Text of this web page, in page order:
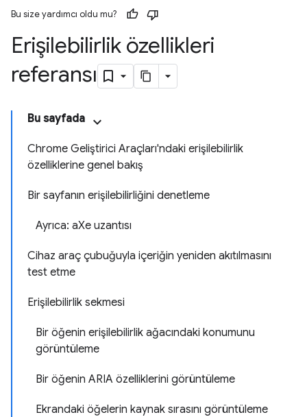
Bu size yardımcı oldu mu?
Erişilebilirlik özellikleri
referansı
Bu sayfada
Chrome Geliştirici Araçları'ndaki erişilebilirlik
özelliklerine genel bakış
Bir sayfanın erişilebilirliğini denetleme
Ayrıca: aXe uzantısı
Cihaz araç çubuğuyla içeriğin yeniden akıtılmasını
test etme
Erişilebilirlik sekmesi
Bir öğenin erişilebilirlik ağacındaki konumunu
görüntüleme
Bir öğenin ARIA özelliklerini görüntüleme
Ekrandaki öğelerin kaynak sırasını görüntüleme